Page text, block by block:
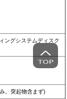
ングシステムディスク
。突起物含まず)